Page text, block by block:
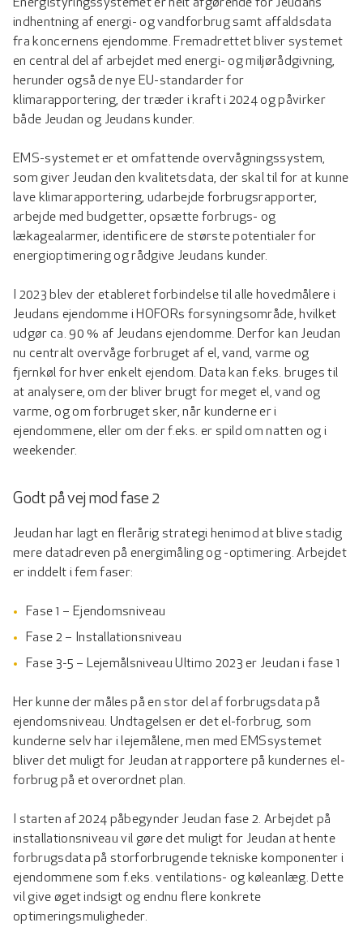
Energistyringssystemet er helt afgørende for Jeudans
indhentning af energi- og vandforbrug samt affaldsdata
fra koncernens ejendomme. Fremadrettet bliver systemet
en central del af arbejdet med energi- og miljørådgivning,
herunder også de nye EU-standarder for
klimarapportering, der træder i kraft i 2024 og påvirker
både Jeudan og Jeudans kunder.
EMS-systemet er et omfattende overvågningssystem,
som giver Jeudan den kvalitetsdata, der skal til for at kunne
lave klimarapportering, udarbejde forbrugsrapporter,
arbejde med budgetter, opsætte forbrugs- og
lækagealarmer, identificere de største potentialer for
energioptimering og rådgive Jeudans kunder.
I 2023 blev der etableret forbindelse til alle hovedmålere i
Jeudans ejendomme i HOFORs forsyningsområde, hvilket
udgør ca. 90 % af Jeudans ejendomme. Derfor kan Jeudan
nu centralt overvåge forbruget af el, vand, varme og
fjernkøl for hver enkelt ejendom. Data kan f.eks. bruges til
at analysere, om der bliver brugt for meget el, vand og
varme, og om forbruget sker, når kunderne er i
ejendommene, eller om der f.eks. er spild om natten og i
weekender.
Godt på vej mod fase 2
Jeudan har lagt en flerårig strategi henimod at blive stadig
mere datadreven på energimåling og -optimering. Arbejdet
er inddelt i fem faser:
Fase 1 – Ejendomsniveau
Fase 2 – Installationsniveau
Fase 3-5 – Lejemålsniveau Ultimo 2023 er Jeudan i fase 1
Her kunne der måles på en stor del af forbrugsdata på
ejendomsniveau. Undtagelsen er det el-forbrug, som
kunderne selv har i lejemålene, men med EMSsystemet
bliver det muligt for Jeudan at rapportere på kundernes el-
forbrug på et overordnet plan.
I starten af 2024 påbegynder Jeudan fase 2. Arbejdet på
installationsniveau vil gøre det muligt for Jeudan at hente
forbrugsdata på storforbrugende tekniske komponenter i
ejendommene som f.eks. ventilations- og køleanlæg. Dette
vil give øget indsigt og endnu flere konkrete
optimeringsmuligheder.